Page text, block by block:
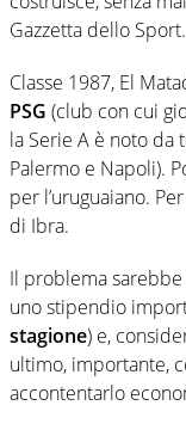
Gazzetta dello Sport.
Classe 1987, El
PSG (club con cui
la Serie A è noto da
Palermo e Napoli).
per l’uruguaiano.
di Ibra.
Il problema sarebbe
uno stipendio
stagione) e,
ultimo, importante,
accontentarlo